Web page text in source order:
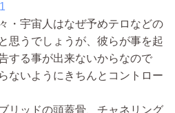
・宇宙人はなぜ予めテロなどの
思うでしょうが、彼らが事を起
する事が出来ないからなので
ないようにきちんとコントロー
リッドの頭蓋骨、チャネリング